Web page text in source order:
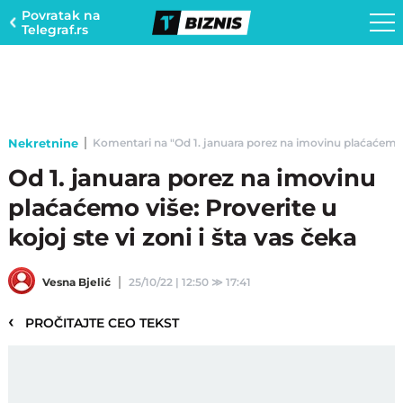
Povratak na
Telegraf.rs
Nekretnine Komentari na "Od 1. januara porez na imovinu
Od 1. januara porez na imovinu
plaćaćemo više: Proverite u
kojoj ste vi zoni i šta vas čeka
Vesna Bjelić 25/10/22 | 12:50 ≫17:41
‹ PROČITAJTE CEO TEKST